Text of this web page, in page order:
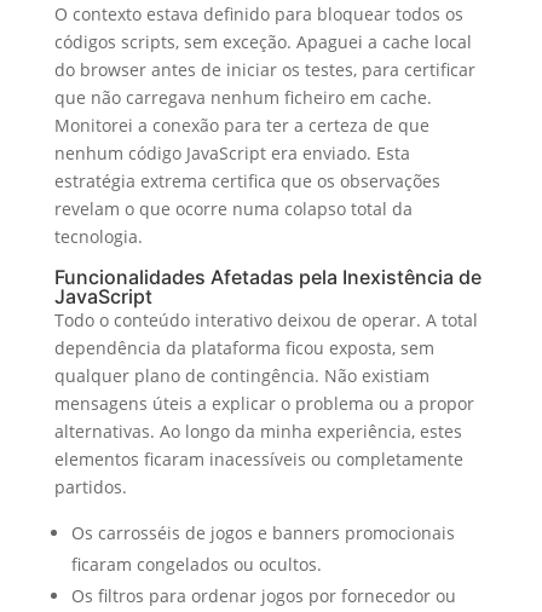
O contexto estava definido para bloquear todos os
códigos scripts, sem exceção. Apaguei a cache local
do browser antes de iniciar os testes, para certificar
que não carregava nenhum ficheiro em cache.
Monitorei a conexão para ter a certeza de que
nenhum código JavaScript era enviado. Esta
estratégia extrema certifica que os observações
revelam o que ocorre numa colapso total da
tecnologia.
Funcionalidades Afetadas pela Inexistência de
JavaScript
Todo o conteúdo interativo deixou de operar. A total
dependência da plataforma ficou exposta, sem
qualquer plano de contingência. Não existiam
mensagens úteis a explicar o problema ou a propor
alternativas. Ao longo da minha experiência, estes
elementos ficaram inacessíveis ou completamente
partidos.
Os carrosséis de jogos e banners promocionais
ficaram congelados ou ocultos.
Os filtros para ordenar jogos por fornecedor ou